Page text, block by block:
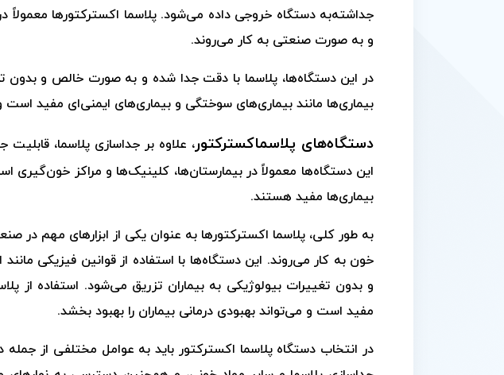
جداشته‌به دستگاه خروجی داده می‌شود. پلاسما اکسترکتورها
و به صورت صنعتی به کار می‌روند.
در این دستگاه‌ها، پلاسما با دقت جدا شده و به صورت خالص و بدون
بیماری‌ها مانند بیماری‌های سوختگی و بیماری‌های ایمنی‌ای مفید است
دستگاه‌های پلاسماکسترکتور، علاوه بر جداسازی پلاسما،
این دستگاه‌ها معمولاً در بیمارستان‌ها، کلینیک‌ها و مراکز خون‌گیری
بیماری‌ها مفید هستند.
به طور کلی، پلاسما اکسترکتورها به عنوان یکی از ابزارهای مهم در
خون به کار می‌روند. این دستگاه‌ها با استفاده از قوانین فیزیکی
و بدون تغییرات بیولوژیکی به بیماران تزریق می‌شود. استفاده از
مفید است و می‌تواند بهبودی درمانی بیماران را بهبود بخشد.
در انتخاب دستگاه پلاسما اکسترکتور باید به عوامل مختلفی از